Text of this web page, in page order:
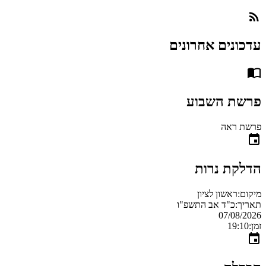
עדכונים אחרונים
פרשת השבוע
פרשת ראה
הדלקת נרות
מיקום:ראשון לציון
תאריך:כ"ד אב התשפ"ו
07/08/2026
זמן:19:10